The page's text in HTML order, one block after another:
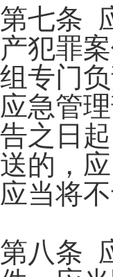
第七条
产犯罪
组专门
应急管
告之日
送的，
应当将
第八条